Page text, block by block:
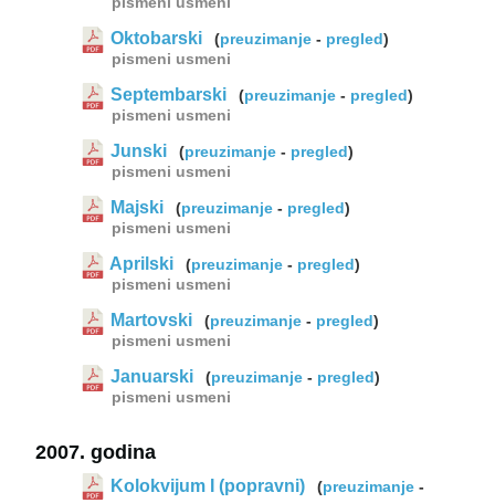
Oktobarski (preuzimanje - pregled)
pismeni usmeni
Septembarski (preuzimanje - pregled)
pismeni usmeni
Junski (preuzimanje - pregled)
pismeni usmeni
Majski (preuzimanje - pregled)
pismeni usmeni
Aprilski (preuzimanje - pregled)
pismeni usmeni
Martovski (preuzimanje - pregled)
pismeni usmeni
Januarski (preuzimanje - pregled)
pismeni usmeni
2007. godina
Kolokvijum I (popravni) (preuzimanje -